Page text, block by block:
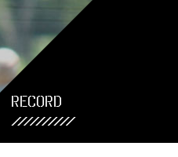
record